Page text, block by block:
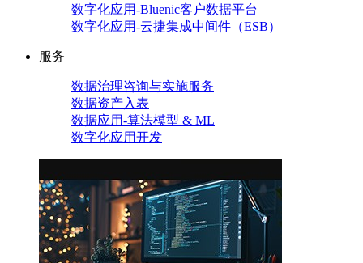
数字化应用-Bluenic客户数据平台
数字化应用-云捷集成中间件（ESB）
服务
数据治理咨询与实施服务
数据资产入表
数据应用-算法模型 & ML
数字化应用开发